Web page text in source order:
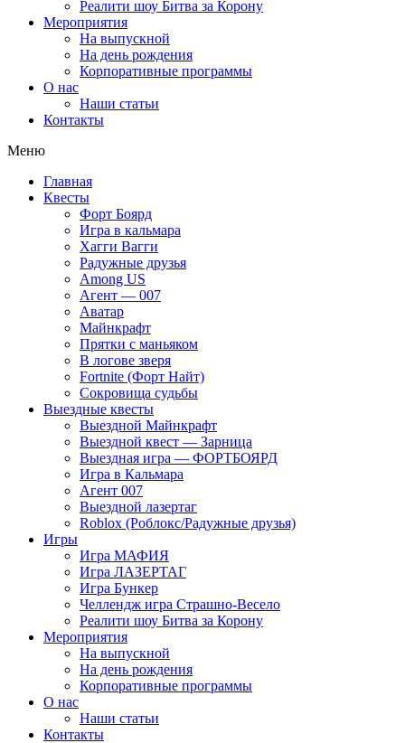
Реалити шоу Битва за Корону
Мероприятия
На выпускной
На день рождения
Корпоративные программы
О нас
Наши статьи
Контакты
Меню
Главная
Квесты
Форт Боярд
Игра в кальмара
Хагги Вагги
Радужные друзья
Among US
Агент — 007
Аватар
Майнкрафт
Прятки с маньяком
В логове зверя
Fortnite (Форт Найт)
Сокровища судьбы
Выездные квесты
Выездной Майнкрафт
Выездной квест — Зарница
Выездная игра — ФОРТБОЯРД
Игра в Кальмара
Агент 007
Выездной лазертаг
Roblox (Роблокс/Радужные друзья)
Игры
Игра МАФИЯ
Игра ЛАЗЕРТАГ
Игра Бункер
Челлендж игра Страшно-Весело
Реалити шоу Битва за Корону
Мероприятия
На выпускной
На день рождения
Корпоративные программы
О нас
Наши статьи
Контакты